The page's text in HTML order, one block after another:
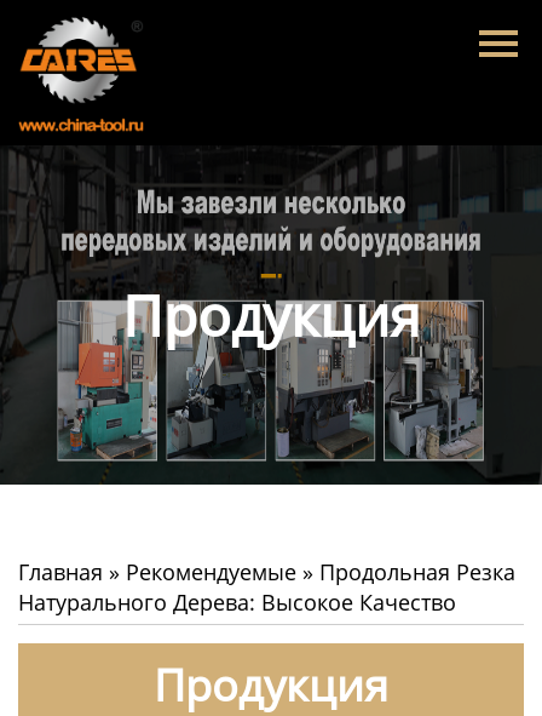
Главная
Продукция
Новости
О нас
Контакты
Продукция
Главная » Рекомендуемые » Продольная Резка
Натурального Дерева: Высокое Качество
Продукция